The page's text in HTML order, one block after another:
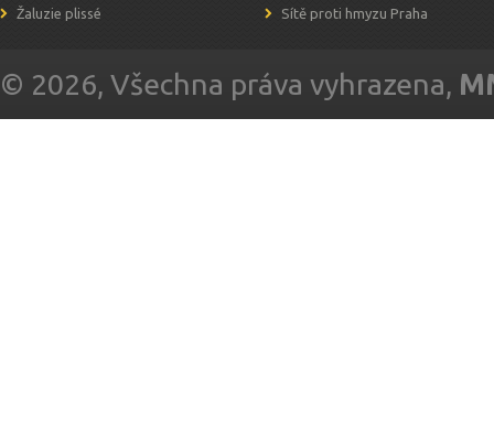
Žaluzie plissé
Sítě proti hmyzu Praha
© 2026, Všechna práva vyhrazena,